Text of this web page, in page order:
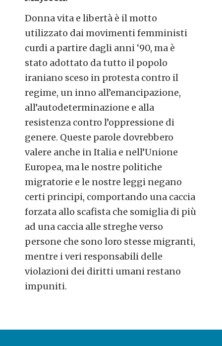
Donna vita e libertà è il motto
utilizzato dai movimenti femministi
curdi a partire dagli anni ‘90, ma è
stato adottato da tutto il popolo
iraniano sceso in protesta contro il
regime, un inno all’emancipazione,
all’autodeterminazione e alla
resistenza contro l’oppressione di
genere. Queste parole dovrebbero
valere anche in Italia e nell’Unione
Europea, ma le nostre politiche
migratorie e le nostre leggi negano
certi principi, comportando una caccia
forzata allo scafista che somiglia di più
ad una caccia alle streghe verso
persone che sono loro stesse migranti,
mentre i veri responsabili delle
violazioni dei diritti umani restano
impuniti.
POST